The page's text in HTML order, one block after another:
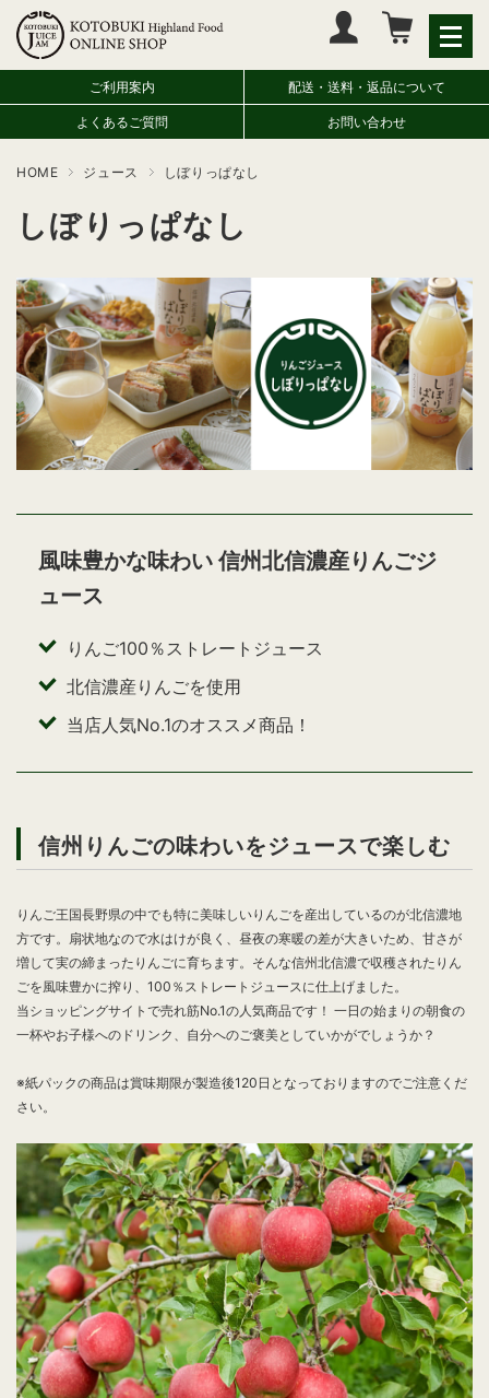
マイページへログイン
カートをみる
ご利用案内 配送・送料・返品について
よくあるご質問 お問い合わせ
HOME ジュース しぼりっぱなし
しぼりっぱなし
風味豊かな味わい 信州北信濃産りんごジ
ュース
りんご100％ストレートジュース
北信濃産りんごを使用
当店人気No.1のオススメ商品！
信州りんごの味わいをジュースで楽しむ
りんご王国長野県の中でも特に美味しいりんごを産出しているのが北信濃地
方です。扇状地なので水はけが良く、昼夜の寒暖の差が大きいため、甘さが
増して実の締まったりんごに育ちます。そんな信州北信濃で収穫されたりん
ごを風味豊かに搾り、100％ストレートジュースに仕上げました。
当ショッピングサイトで売れ筋No.1の人気商品です！ 一日の始まりの朝食の
一杯やお子様へのドリンク、自分へのご褒美としていかがでしょうか？
※紙パックの商品は賞味期限が製造後120日となっておりますのでご注意くだ
さい。